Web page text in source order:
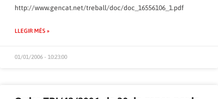
http://www.gencat.net/treball/doc/doc_16556106_1.pdf
LLEGIR MÉS »
01/01/2006 - 10:23:00